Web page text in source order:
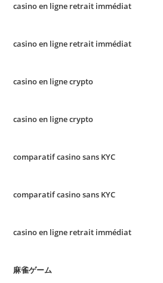
casino en ligne retrait immédiat
casino en ligne retrait immédiat
casino en ligne crypto
casino en ligne crypto
comparatif casino sans KYC
comparatif casino sans KYC
casino en ligne retrait immédiat
麻雀ゲーム